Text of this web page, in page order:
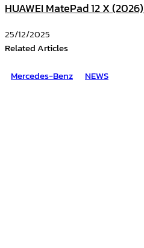
HUAWEI MatePad 12 X
25/12/2025
Related Articles
Mercedes-Benz
NEWS